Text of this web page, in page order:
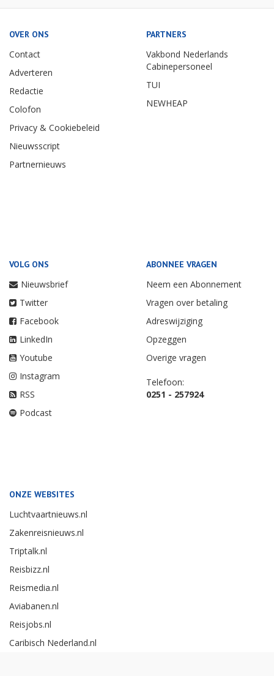
OVER ONS
Contact
Adverteren
Redactie
Colofon
Privacy & Cookiebeleid
Nieuwsscript
Partnernieuws
PARTNERS
Vakbond Nederlands
Cabinepersoneel
TUI
NEWHEAP
VOLG ONS
Nieuwsbrief
Twitter
Facebook
LinkedIn
Youtube
Instagram
RSS
Podcast
ABONNEE VRAGEN
Neem een Abonnement
Vragen over betaling
Adreswijziging
Opzeggen
Overige vragen
Telefoon:
0251 - 257924
ONZE WEBSITES
Luchtvaartnieuws.nl
Zakenreisnieuws.nl
Triptalk.nl
Reisbizz.nl
Reismedia.nl
Aviabanen.nl
Reisjobs.nl
Caribisch Nederland.nl